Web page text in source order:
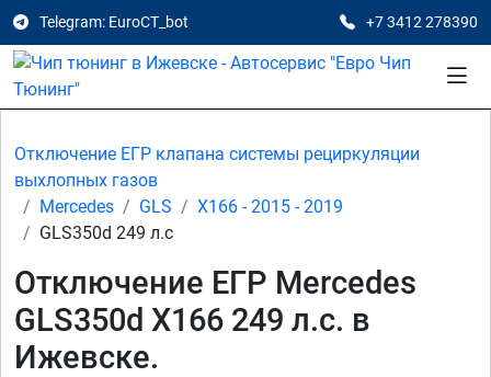
Telegram: EuroCT_bot +7 3412 278390
Отключение ЕГР клапана системы рециркуляции
выхлопных газов
Mercedes
GLS
X166 - 2015 - 2019
GLS350d 249 л.с
Отключение ЕГР Mercedes
GLS350d X166 249 л.с. в
Ижевске.